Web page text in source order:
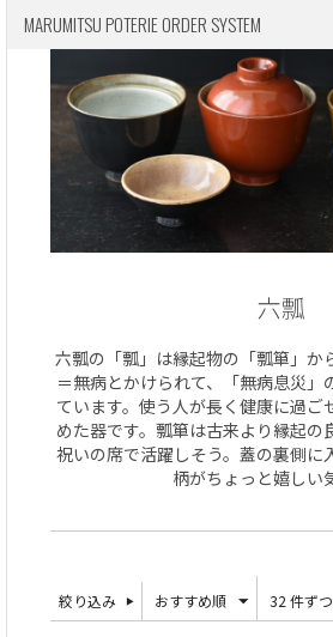
MARUMITSU POTERIE ORDER SYSTEM
六瓢
六瓢の「瓢」は縁起物の「瓢箪」か
＝無病とかけられて、「無病息災」
ています。使う人が長く健康に過ご
めた器です。瓢箪は古来より縁起の
祝いの席で活躍しそう。蓋の裏側に
柄がちょっと嬉しい
絞り込み おすすめ順 32 件ず